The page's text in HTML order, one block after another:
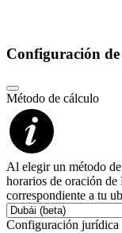
Configuración
Método de cálculo
Al elegir un método
horarios de oración
correspondiente a tu
Configuración jurídica